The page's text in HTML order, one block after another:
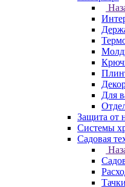
Для
Защита от
Системы
Садовая
Тачки